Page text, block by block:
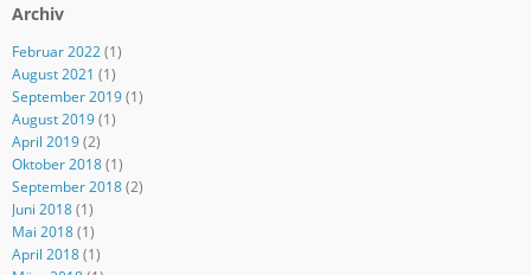
Archiv
Februar 2022(1)
August 2021 (1)
September 2019(1)
August 2019(1)
April 2019(2)
Oktober 2018(1)
September 2018(2)
Juni 2018(1)
Mai 2018(1)
April 2018(1)